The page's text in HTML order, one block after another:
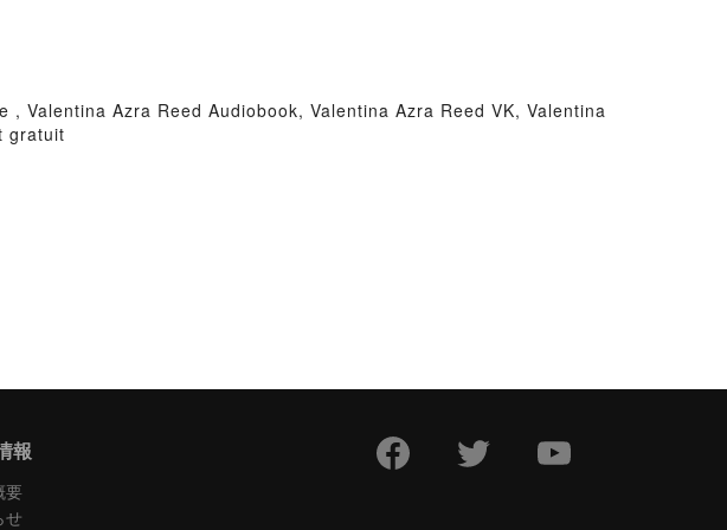
Valentina Azra Reed Audiobook, Valentina Azra Reed VK, Valentina
gratuit
報
要
せ